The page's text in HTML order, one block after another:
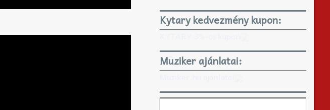
Kytary kedvezmény kupon:
Muziker ajánlatai: